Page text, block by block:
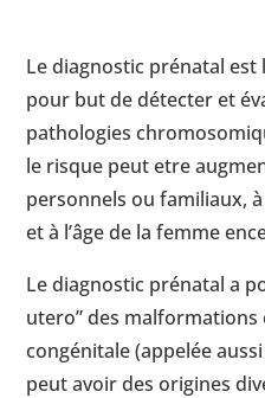
Le diagnostic prénatal est
pour but de détecter et
pathologies
le risque peut etre
personnels ou familiaux,
et à l’âge de la femme
Le diagnostic prénatal a
utero” des malformations
congénitale (appelée
peut avoir des origines